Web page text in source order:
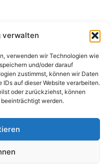
verwalten
verwenden wir Technologien wie
und/oder darauf
zustimmst, können wir Daten
auf dieser Website verarbeiten.
oder zurückziehst, können
werden.
Impressum
(EU)
Sitemap